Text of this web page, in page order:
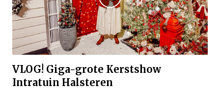
VLOG! Giga-grote Kerstshow
Intratuin Halsteren